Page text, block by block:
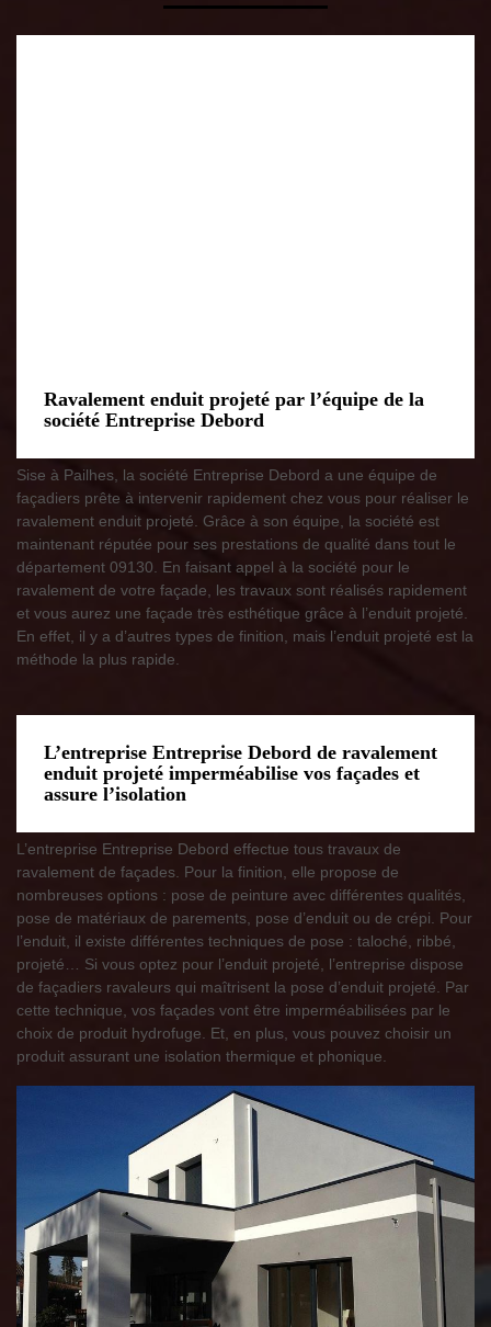
Ravalement enduit projeté par l’équipe de la
société Entreprise Debord
Sise à Pailhes, la société Entreprise Debord a une équipe de
façadiers prête à intervenir rapidement chez vous pour réaliser le
ravalement enduit projeté. Grâce à son équipe, la société est
maintenant réputée pour ses prestations de qualité dans tout le
département 09130. En faisant appel à la société pour le
ravalement de votre façade, les travaux sont réalisés rapidement
et vous aurez une façade très esthétique grâce à l’enduit projeté.
En effet, il y a d’autres types de finition, mais l’enduit projeté est la
méthode la plus rapide.
L’entreprise Entreprise Debord de ravalement
enduit projeté imperméabilise vos façades et
assure l’isolation
L’entreprise Entreprise Debord effectue tous travaux de
ravalement de façades. Pour la finition, elle propose de
nombreuses options : pose de peinture avec différentes qualités,
pose de matériaux de parements, pose d’enduit ou de crépi. Pour
l’enduit, il existe différentes techniques de pose : taloché, ribbé,
projeté… Si vous optez pour l’enduit projeté, l’entreprise dispose
de façadiers ravaleurs qui maîtrisent la pose d’enduit projeté. Par
cette technique, vos façades vont être imperméabilisées par le
choix de produit hydrofuge. Et, en plus, vous pouvez choisir un
produit assurant une isolation thermique et phonique.